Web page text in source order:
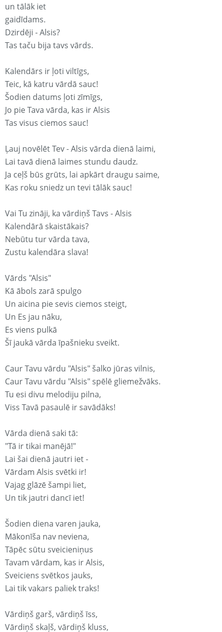
un tālāk iet
gaidīdams.
Dzirdēji - Alsis?
Tas taču bija tavs vārds.
Kalendārs ir ļoti viltīgs,
Teic, kā katru vārdā sauc!
Šodien datums ļoti zīmīgs,
Jo pie Tava vārda, kas ir Alsis
Tas visus ciemos sauc!
Ļauj novēlēt Tev - Alsis vārda dienā laimi,
Lai tavā dienā laimes stundu daudz.
Ja ceļš būs grūts, lai apkārt draugu saime,
Kas roku sniedz un tevi tālāk sauc!
Vai Tu zināji, ka vārdiņš Tavs - Alsis
Kalendārā skaistākais?
Nebūtu tur vārda tava,
Zustu kalendāra slava!
Vārds "Alsis"
Kā ābols zarā spulgo
Un aicina pie sevis ciemos steigt,
Un Es jau nāku,
Es viens pulkā
Šī jaukā vārda īpašnieku sveikt.
Caur Tavu vārdu "Alsis" šalko jūras vilnis,
Caur Tavu vārdu "Alsis" spēlē gliemežvāks.
Tu esi divu melodiju pilna,
Viss Tavā pasaulē ir savādāks!
Vārda dienā saki tā:
"Tā ir tikai manējā!"
Lai šai dienā jautri iet -
Vārdam Alsis svētki ir!
Vajag glāzē šampi liet,
Un tik jautri dancī iet!
Šodien diena varen jauka,
Mākonīša nav neviena,
Tāpēc sūtu sveicieniņus
Tavam vārdam, kas ir Alsis,
Sveiciens svētkos jauks,
Lai tik vakars paliek traks!
Vārdiņš garš, vārdiņš īss,
Vārdiņš skaļš, vārdiņš kluss,